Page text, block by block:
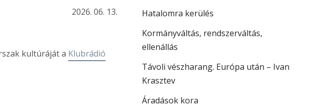
2026. 06. 13.
kultúráját a Klubrádió
Hatalomra kerülés
Kormányváltás, rendszerváltás,
ellenállás
Távoli vészharang. Európa után – Ivan
Krasztev
Áradások kora